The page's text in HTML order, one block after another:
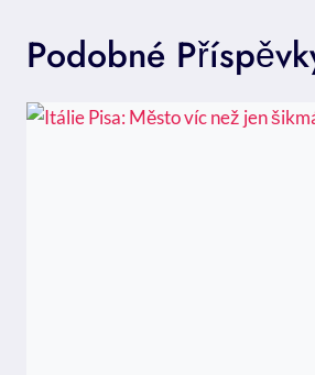
Podobné